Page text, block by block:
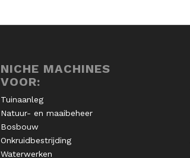
NICHE MACHINES
VOOR:
Tuinaanleg
Natuur- en maaibeheer
Bosbouw
Onkruidbestrijding
Waterwerken